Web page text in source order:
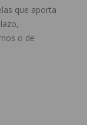
que aporta
o de